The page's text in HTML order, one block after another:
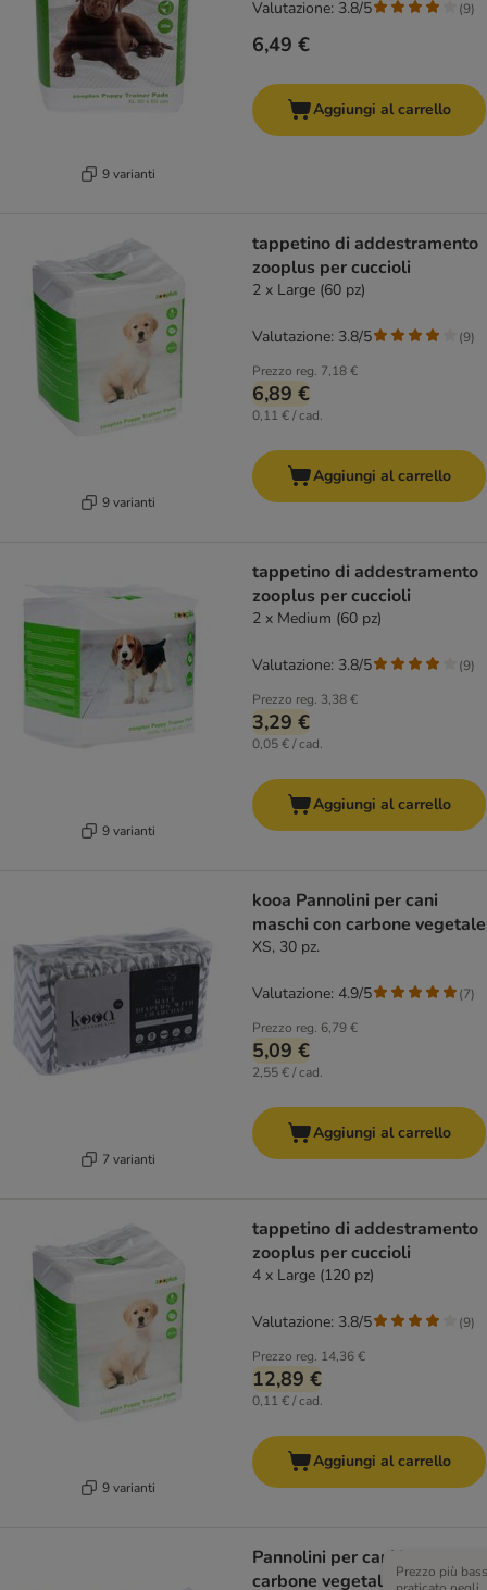
9 varianti
6,49 €
Valutazione: 3.8/5 (9)
Aggiungi al carrello
9 varianti
tappetino di addestramento
zooplus per cuccioli
2 x Large (60 pz)
Prezzo reg. 7,18 €
6,89 €
0,11 € / cad.
Valutazione: 3.8/5 (9)
Aggiungi al carrello
9 varianti
tappetino di addestramento
zooplus per cuccioli
2 x Medium (60 pz)
Prezzo reg. 3,38 €
3,29 €
0,05 € / cad.
Valutazione: 3.8/5 (9)
Aggiungi al carrello
7 varianti
kooa Pannolini per cani
maschi con carbone vegetale
XS, 30 pz.
Prezzo reg. 6,79 €
5,09 €
2,55 € / cad.
Valutazione: 4.9/5 (7)
Aggiungi al carrello
9 varianti
tappetino di addestramento
zooplus per cuccioli
4 x Large (120 pz)
Prezzo reg. 14,36 €
12,89 €
0,11 € / cad.
Valutazione: 3.8/5 (9)
Aggiungi al carrello
Pannolini per cani kooa con
carbone vegetale
Prezzo più